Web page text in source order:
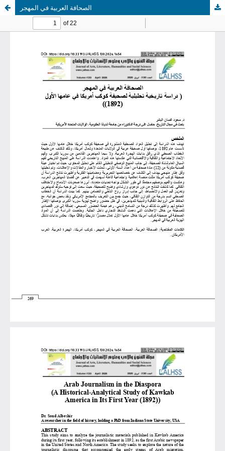
الصحافة العربية في المهجر